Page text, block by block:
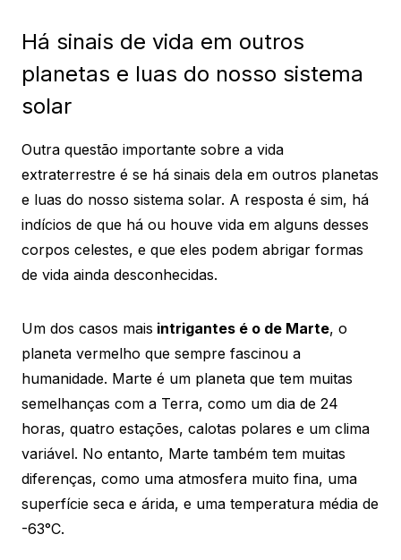
Há sinais de vida em outros
planetas e luas do nosso sistema
solar
Outra questão importante sobre a vida
extraterrestre é se há sinais dela em outros planetas
e luas do nosso sistema solar. A resposta é sim, há
indícios de que há ou houve vida em alguns desses
corpos celestes, e que eles podem abrigar formas
de vida ainda desconhecidas.
Um dos casos mais intrigantes é o de Marte, o
planeta vermelho que sempre fascinou a
humanidade. Marte é um planeta que tem muitas
semelhanças com a Terra, como um dia de 24
horas, quatro estações, calotas polares e um clima
variável. No entanto, Marte também tem muitas
diferenças, como uma atmosfera muito fina, uma
superfície seca e árida, e uma temperatura média de
-63°C.